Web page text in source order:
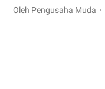
Oleh Pengusaha Muda